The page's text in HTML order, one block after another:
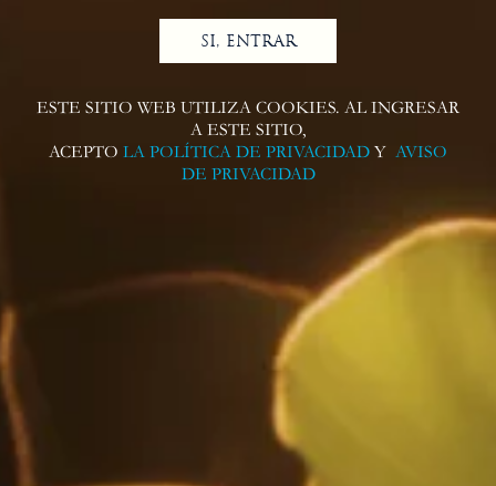
SI, ENTRAR
ESTE SITIO WEB UTILIZA COOKIES. AL INGRESAR
A ESTE SITIO,
ACEPTO LA POLÍTICA DE PRIVACIDAD Y AVISO
DE PRIVACIDAD
Banana Republic
Buscando ron nos adentramos a lo más
profundo del trópico, sin importar lo
emocionante o inquietante que resulte.